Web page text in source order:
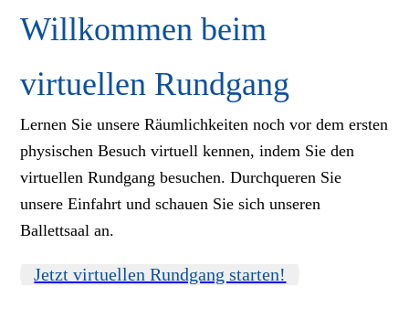
Willkommen beim
virtuellen Rundgang
Lernen Sie unsere Räumlichkeiten noch vor dem ersten
physischen Besuch virtuell kennen, indem Sie den
virtuellen Rundgang besuchen. Durchqueren Sie
unsere Einfahrt und schauen Sie sich unseren
Ballettsaal an.
Jetzt virtuellen Rundgang starten!